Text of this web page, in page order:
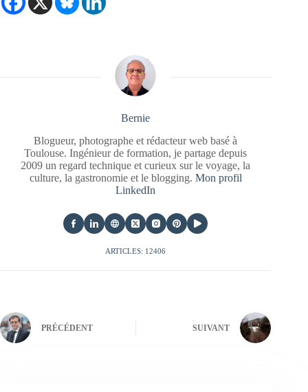
Bernie
Blogueur, photographe et rédacteur web basé à
Toulouse. Ingénieur de formation, je partage depuis
2009 un regard technique et curieux sur le voyage, la
culture, la gastronomie et le blogging. Mon profil
LinkedIn
ARTICLES: 12406
PRÉCÉDENT SUIVANT